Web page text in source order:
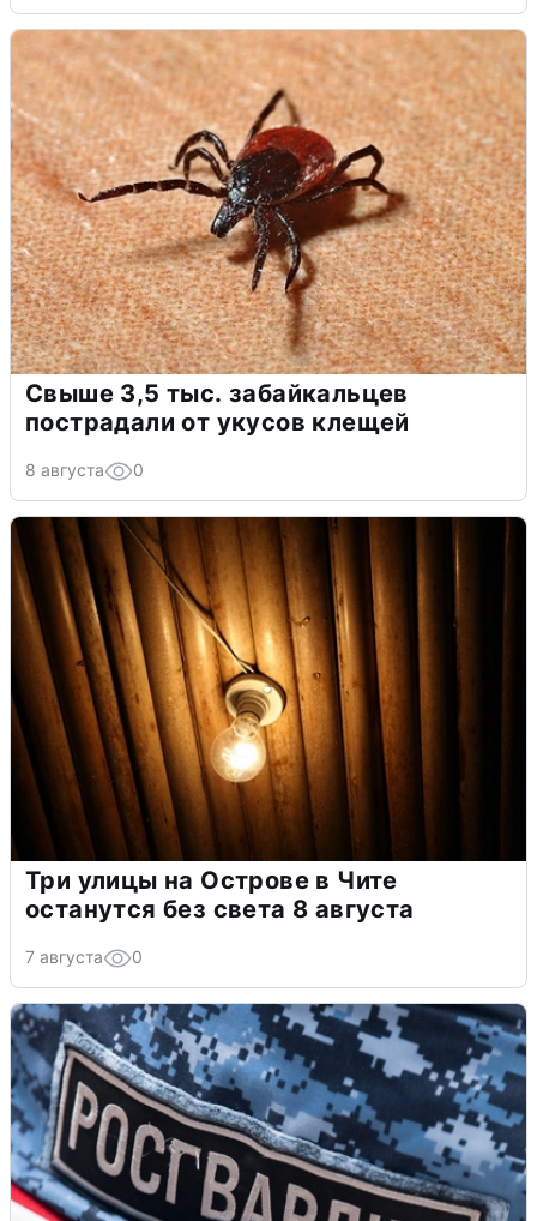
Свыше 3,5 тыс. забайкальцев
пострадали от укусов клещей
8 августа 0
Три улицы на Острове в Чите
останутся без света 8 августа
7 августа 0